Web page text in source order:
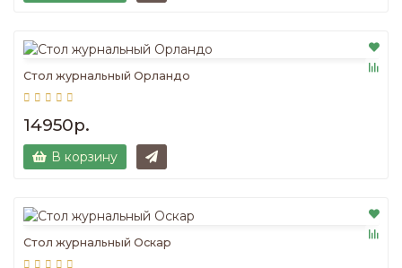
Стол журнальный Орландо
14950р.
В корзину
Стол журнальный Оскар